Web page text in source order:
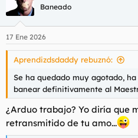
i
e
s
Baneado
17 Ene 2026
Aprendizdsdaddy rebuznó:
Se ha quedado muy agotado,
banear definitivamente al
¿Arduo trabajo? Yo diría que
retransmitido de tu amo...